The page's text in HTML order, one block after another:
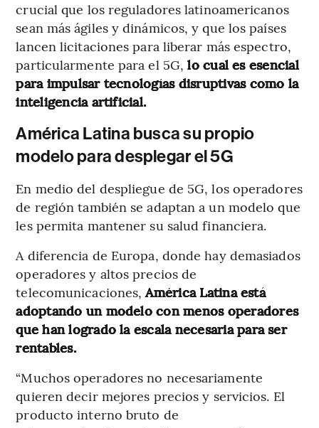
crucial que los reguladores latinoamericanos
sean más ágiles y dinámicos, y que los países
lancen licitaciones para liberar más espectro,
particularmente para el 5G, lo cual es esencial
para impulsar tecnologías disruptivas como la
inteligencia artificial.
América Latina busca su propio
modelo para desplegar el 5G
En medio del despliegue de 5G, los operadores
de región también se adaptan a un modelo que
les permita mantener su salud financiera.
A diferencia de Europa, donde hay demasiados
operadores y altos precios de
telecomunicaciones,América Latina está
adoptando un modelo con menos operadores
que han logrado la escala necesaria para ser
rentables.
“Muchos operadores no necesariamente
quieren decir mejores precios y servicios. El
producto interno bruto de